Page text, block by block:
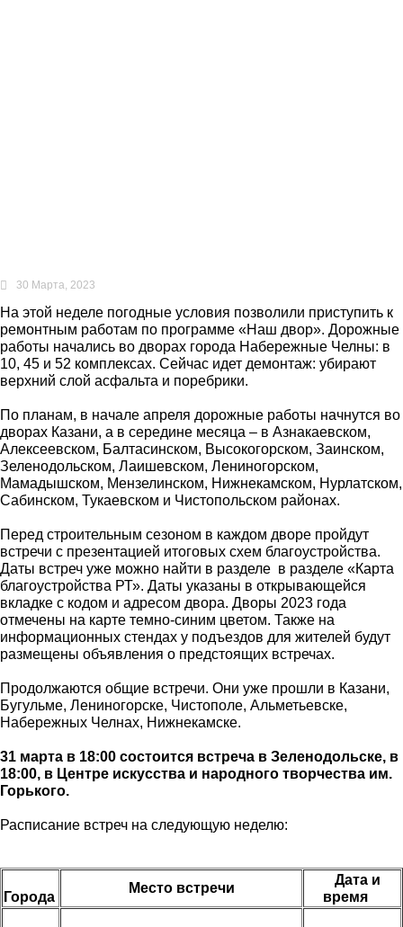
30 Марта, 2023
На этой неделе погодные условия позволили приступить к
ремонтным работам по программе «Наш двор». Дорожные
работы начались во дворах города Набережные Челны: в
10, 45 и 52 комплексах. Сейчас идет демонтаж: убирают
верхний слой асфальта и поребрики.
По планам, в начале апреля дорожные работы начнутся во
дворах Казани, а в середине месяца – в Азнакаевском,
Алексеевском, Балтасинском, Высокогорском, Заинском,
Зеленодольском, Лаишевском, Лениногорском,
Мамадышском, Мензелинском, Нижнекамском, Нурлатском,
Сабинском, Тукаевском и Чистопольском районах.
Перед строительным сезоном в каждом дворе пройдут
встречи с презентацией итоговых схем благоустройства.
Даты встреч уже можно найти в разделе в разделе «Карта
благоустройства РТ». Даты указаны в открывающейся
вкладке с кодом и адресом двора. Дворы 2023 года
отмечены на карте темно-синим цветом. Также на
информационных стендах у подъездов для жителей будут
размещены объявления о предстоящих встречах.
Продолжаются общие встречи. Они уже прошли в Казани,
Бугульме, Лениногорске, Чистополе, Альметьевске,
Набережных Челнах, Нижнекамске.
31 марта в 18:00 состоится встреча в Зеленодольске, в
18:00, в Центре искусства и народного творчества им.
Горького.
Расписание встреч на следующую неделю:
Города
Место встречи
Дата и
время